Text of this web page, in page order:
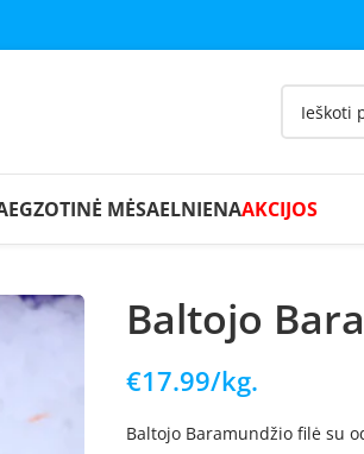
EGZOTINĖ MĖSAELNIENAAKCIJOS
Baltojo
€17.99/kg.
Baltojo Baramundžio filė su